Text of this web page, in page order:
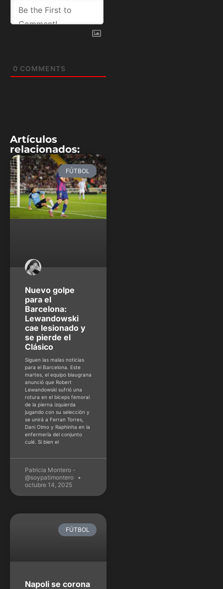
Nuevo golpe
para el
Barcelona:
Lewandowski
cae lesionado y
se pierde el
Clásico
Siguen las malas noticias
para el Barcelona. Este
martes, el equipo blaugrana
anunció que Robert
Lewandowski sufrió una
rotura en el bíceps femoral
de la pierna izquierda
jugando con su selección y
se unirá a Ferran Torres,
Dani Olmo y Raphinha en la
enfermería del conjunto
culé. Si bien el
Patricia Montero -
campeón de la
El Napoli venció por la